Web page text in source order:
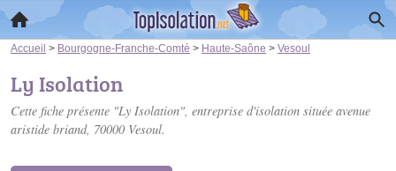
Accueil > Bourgogne-Franche-Comté > Haute-Saône > Vesoul
Ly Isolation
Cette fiche présente "Ly Isolation", entreprise d'isolation située avenue
aristide briand, 70000 Vesoul.